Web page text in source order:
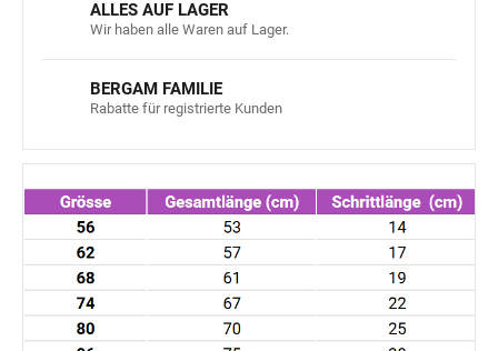
ALLES AUF LAGER
Wir haben alle Waren auf Lager.
BERGAM FAMILIE
Rabatte für registrierte Kunden